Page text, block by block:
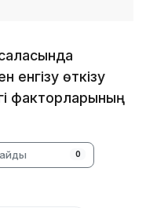
енгізу өткізу
факторларының
0